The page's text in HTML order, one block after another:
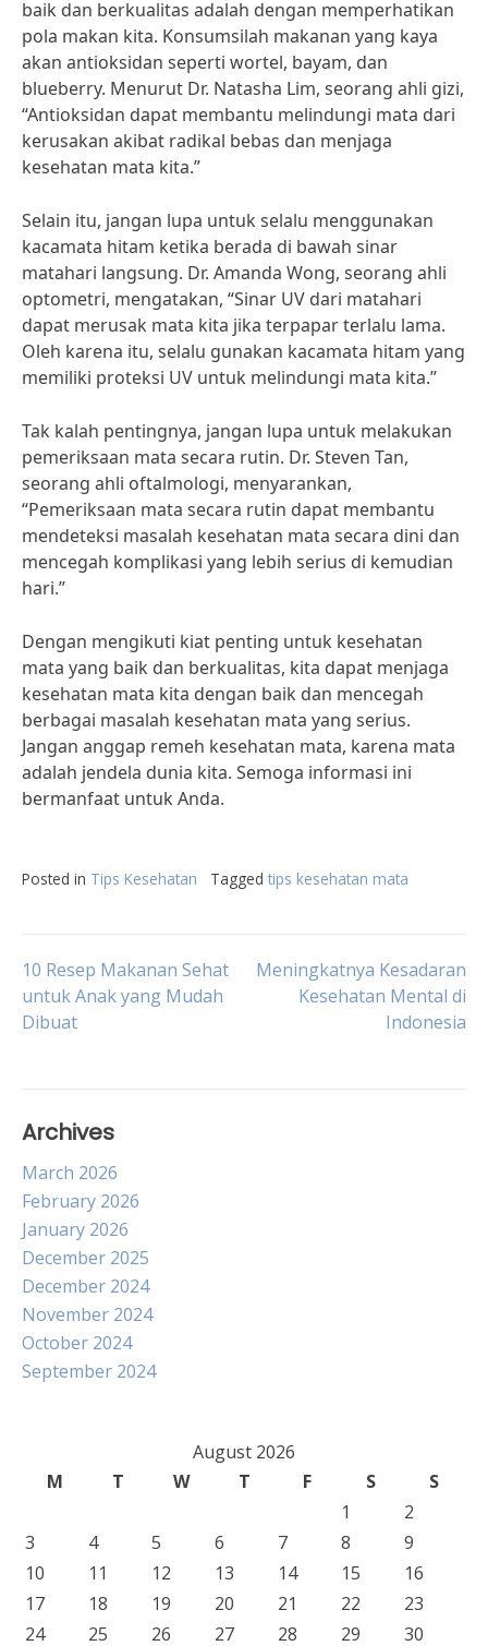
baik dan berkualitas adalah dengan memperhatikan
pola makan kita. Konsumsilah makanan yang kaya
akan antioksidan seperti wortel, bayam, dan
blueberry. Menurut Dr. Natasha Lim, seorang ahli gizi,
“Antioksidan dapat membantu melindungi mata dari
kerusakan akibat radikal bebas dan menjaga
kesehatan mata kita.”
Selain itu, jangan lupa untuk selalu menggunakan
kacamata hitam ketika berada di bawah sinar
matahari langsung. Dr. Amanda Wong, seorang ahli
optometri, mengatakan, “Sinar UV dari matahari
dapat merusak mata kita jika terpapar terlalu lama.
Oleh karena itu, selalu gunakan kacamata hitam yang
memiliki proteksi UV untuk melindungi mata kita.”
Tak kalah pentingnya, jangan lupa untuk melakukan
pemeriksaan mata secara rutin. Dr. Steven Tan,
seorang ahli oftalmologi, menyarankan,
“Pemeriksaan mata secara rutin dapat membantu
mendeteksi masalah kesehatan mata secara dini dan
mencegah komplikasi yang lebih serius di kemudian
hari.”
Dengan mengikuti kiat penting untuk kesehatan
mata yang baik dan berkualitas, kita dapat menjaga
kesehatan mata kita dengan baik dan mencegah
berbagai masalah kesehatan mata yang serius.
Jangan anggap remeh kesehatan mata, karena mata
adalah jendela dunia kita. Semoga informasi ini
bermanfaat untuk Anda.
Posted in Tips Kesehatan Tagged tips kesehatan mata
Post
navigation
10 Resep Makanan Sehat
untuk Anak yang Mudah
Dibuat
Meningkatnya Kesadaran
Kesehatan Mental di
Indonesia
Archives
March 2026
February 2026
January 2026
December 2025
December 2024
November 2024
October 2024
September 2024
August 2026
M
T W T F S
S
1
2
3
4 5 6 7 8
9
10
11 12 13 14 15
16
17
18 19 20 21 22
23
24
25 26 27 28 29 30